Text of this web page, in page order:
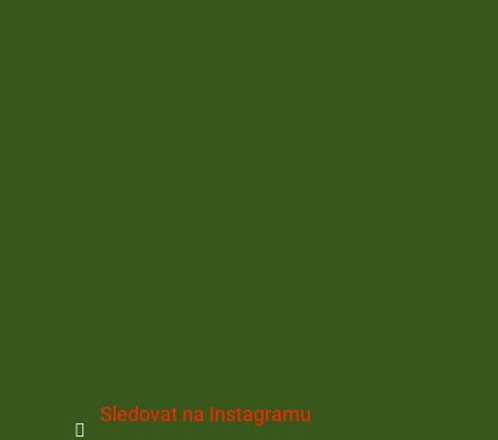
Sledovat na Instagramu